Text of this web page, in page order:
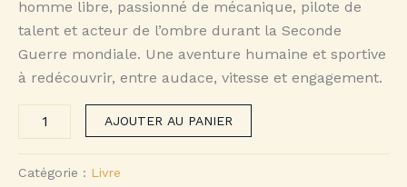
homme libre, passionné de mécanique, pilote de
talent et acteur de l’ombre durant la Seconde
Guerre mondiale. Une aventure humaine et sportive
à redécouvrir, entre audace, vitesse et engagement.
quantité
de
AJOUTER AU PANIER
Catégorie : Livre